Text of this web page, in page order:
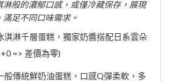
淋般的濃郁口感，或僅冷藏保存，展現
足不同口味需求。
淇淋千層蛋糕，獨家奶醬搭配日系雲朵
=> 差價為零)
般傳統鮮奶油蛋糕，口感Q彈柔軟，多